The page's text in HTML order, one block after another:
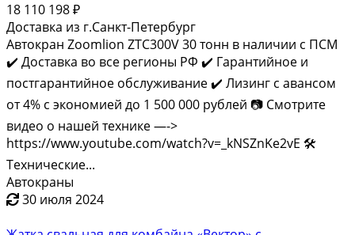
18 110 198 ₽
Доставка из г.Санкт-Петербург
Автокран Zoomlion ZTC300V 30 тонн в наличии с ПСМ
✔️ Доставка во все регионы РФ ✔️ Гарантийное и
постгарантийное обслуживание ✔️ Лизинг с авансом
от 4% с экономией до 1 500 000 рублей 📷 Смотрите
видео о нашей технике —->
https://www.youtube.com/watch?v=_kNSZnKe2vE 🛠️
Технические...
Автокраны
30 июля 2024